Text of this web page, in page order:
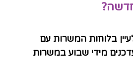
בלוחות המשרות עם
מידי שבוע במשרות